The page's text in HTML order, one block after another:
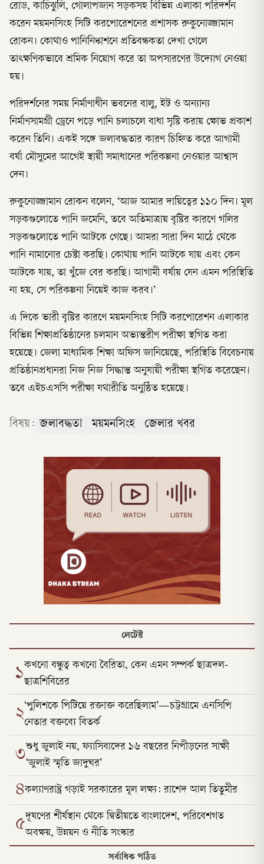
রোড, কাচিঝুলি, গোলাপজান সড়কসহ বিভিন্ন এলাকা পরিদর্শন
করেন ময়মনসিংহ সিটি করপোরেশনের প্রশাসক রুকুনোজ্জামান
রোকন। কোথাও পানিনিষ্কাশনে প্রতিবন্ধকতা দেখা গেলে
তাৎক্ষণিকভাবে শ্রমিক নিয়োগ করে তা অপসারণের উদ্যোগ নেওয়া
হয়।
পরিদর্শনের সময় নির্মাণাধীন ভবনের বালু, ইট ও অন্যান্য
নির্মাণসামগ্রী ড্রেনে পড়ে পানি চলাচলে বাধা সৃষ্টি করায় ক্ষোভ প্রকাশ
করেন তিনি। একই সঙ্গে জলাবদ্ধতার কারণ চিহ্নিত করে আগামী
বর্ষা মৌসুমের আগেই স্থায়ী সমাধানের পরিকল্পনা নেওয়ার আশ্বাস
দেন।
রুকুনোজ্জামান রোকন বলেন, ‘আজ আমার দায়িত্বের ১১০ দিন। মূল
সড়কগুলোতে পানি জমেনি, তবে অতিমাত্রায় বৃষ্টির কারণে গলির
সড়কগুলোতে পানি আটকে গেছে। আমরা সারা দিন মাঠে থেকে
পানি নামানোর চেষ্টা করছি। কোথায় পানি আটকে যায় এবং কেন
আটকে যায়, তা খুঁজে বের করছি। আগামী বর্ষায় যেন এমন পরিস্থিতি
না হয়, সে পরিকল্পনা নিয়েই কাজ করব।’
এ দিকে ভারী বৃষ্টির কারণে ময়মনসিংহ সিটি করপোরেশন এলাকার
বিভিন্ন শিক্ষাপ্রতিষ্ঠানের চলমান অভ্যন্তরীণ পরীক্ষা স্থগিত করা
হয়েছে। জেলা মাধ্যমিক শিক্ষা অফিস জানিয়েছে, পরিস্থিতি বিবেচনায়
প্রতিষ্ঠানপ্রধানরা নিজ নিজ সিদ্ধান্ত অনুযায়ী পরীক্ষা স্থগিত করেছেন।
তবে এইচএসসি পরীক্ষা যথারীতি অনুষ্ঠিত হয়েছে।
বিষয়: জলাবদ্ধতা ময়মনসিংহ জেলার খবর
লেটেস্ট
১কখনো বন্ধুত্ব কখনো বৈরিতা, কেন এমন সম্পর্ক ছাত্রদল-
ছাত্রশিবিরের
২‘পুলিশকে পিটিয়ে রক্তাক্ত করেছিলাম’—চট্টগ্রামে এনসিপি
নেতার বক্তব্যে বিতর্ক
৩শুধু জুলাই নয়, ফ্যাসিবাদের ১৬ বছরের নিপীড়নের সাক্ষী
‘জুলাই স্মৃতি জাদুঘর’
৪কল্যাণরাষ্ট্র গড়াই সরকারের মূল লক্ষ্য: রাশেদ আল তিতুমীর
৫দূষণের শীর্ষস্থান থেকে দ্বিতীয়তে বাংলাদেশ, পরিবেশগত
অবক্ষয়, উন্নয়ন ও নীতি সংস্কার
সর্বাধিক পঠিত